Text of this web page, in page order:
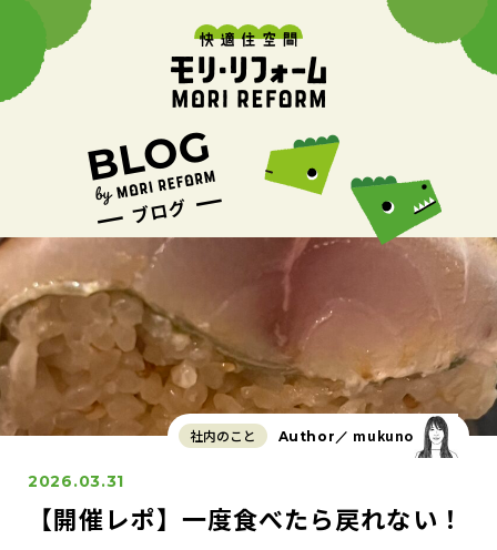
社内のこと Author／ mukuno
2026.03.31
【開催レポ】一度食べたら戻れない！